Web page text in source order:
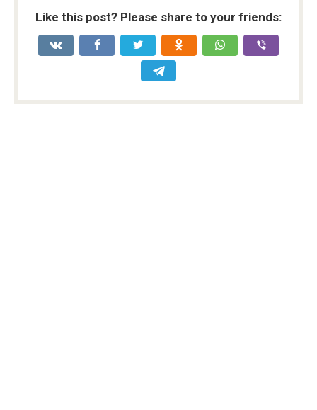
Like this post? Please share to your friends: